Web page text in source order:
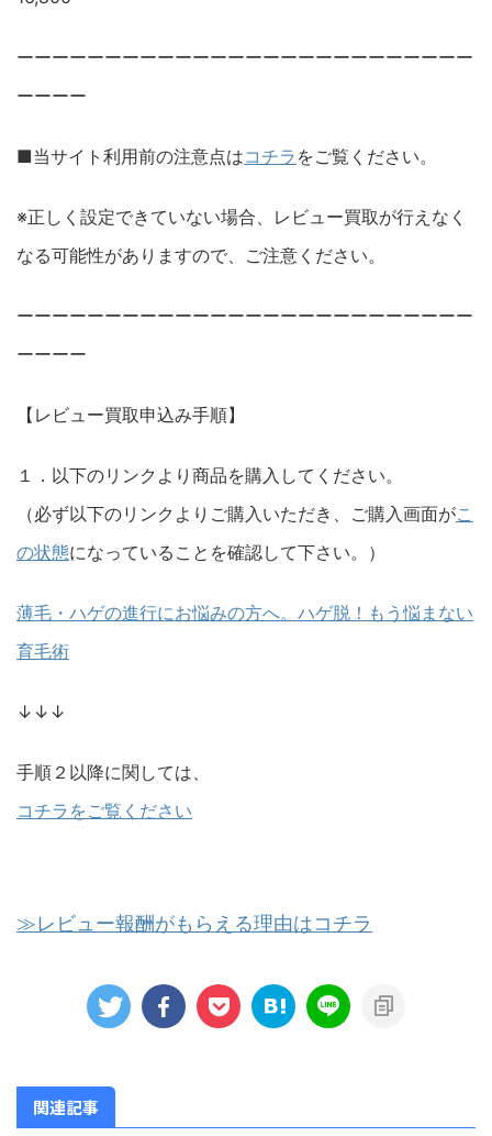
ーーーーーーーーーーーーーーーーーーーーーーーーーー
ーーーー
■当サイト利用前の注意点はコチラ をご覧ください。
※正しく設定できていない場合、レビュー買取が行えなく
なる可能性がありますので、ご注意ください。
ーーーーーーーーーーーーーーーーーーーーーーーーーー
ーーーー
【レビュー買取申込み手順】
１．以下のリンクより商品を購入してください。
（必ず以下のリンクよりご購入いただき、ご購入画面がこ
の状態になっていることを確認して下さい。）
薄毛・ハゲの進行にお悩みの方へ。ハゲ脱！もう悩まない
育毛術
↓↓↓
手順２以降に関しては、
コチラをご覧ください
≫レビュー報酬がもらえる理由はコチラ
関連記事